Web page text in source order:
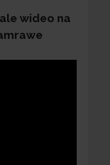
wideo na